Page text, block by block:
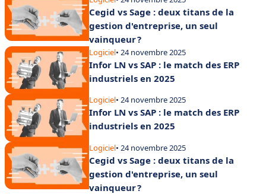
Cegid vs Sage : deux titans de la
gestion d'entreprise, un seul
vainqueur ?
Logiciel• 24 novembre 2025
Infor LN vs SAP : le match des ERP
industriels en 2025
Logiciel• 24 novembre 2025
Infor LN vs SAP : le match des ERP
industriels en 2025
Logiciel• 24 novembre 2025
Cegid vs Sage : deux titans de la
gestion d'entreprise, un seul
vainqueur ?